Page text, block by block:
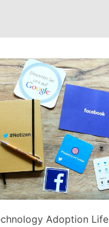
Adoption Life